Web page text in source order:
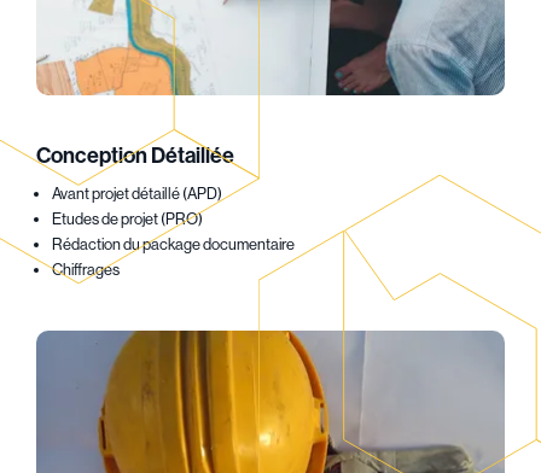
Conception Détaillée
Avant projet détaillé (APD)
Etudes de projet (PRO)
Rédaction du package documentaire
Chiffrages